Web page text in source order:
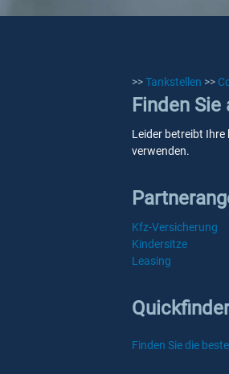
>>Tankstellen >>
Finden
Leider betreibt Ihre
verwenden.
Kfz-Versicherung
Kindersitze
Leasing
Quickfinder
Finden Sie die